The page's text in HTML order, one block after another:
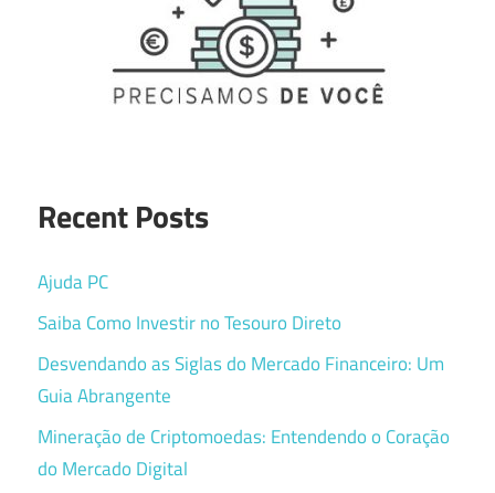
Recent Posts
Ajuda PC
Saiba Como Investir no Tesouro Direto
Desvendando as Siglas do Mercado Financeiro: Um
Guia Abrangente
Mineração de Criptomoedas: Entendendo o Coração
do Mercado Digital